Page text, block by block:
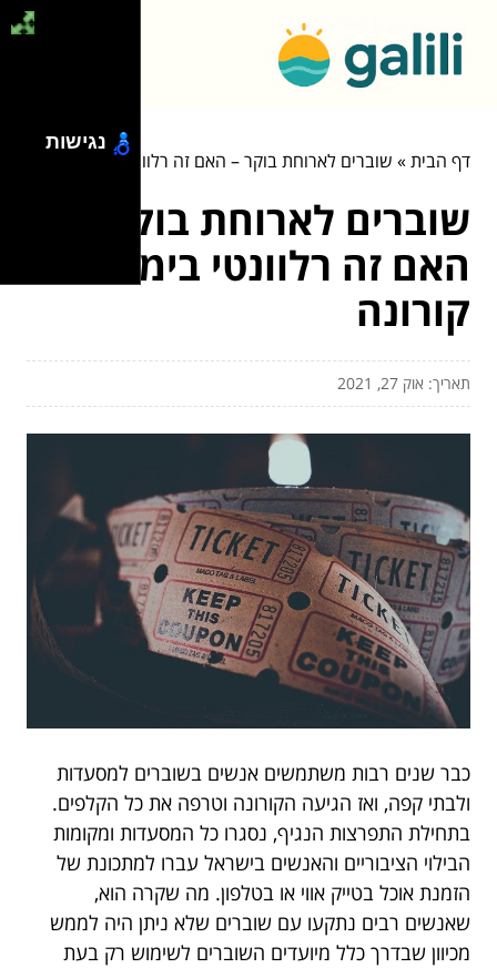
דף הבית» שוברים לארוחת בוקר – האם זה רלוונטי בימי קורונה
שוברים לארוחת בוקר –
האם זה רלוונטי בימי
קורונה
תאריך: אוק 27, 2021
כבר שנים רבות משתמשים אנשים בשוברים למסעדות
ולבתי קפה, ואז הגיעה הקורונה וטרפה את כל הקלפים.
בתחילת התפרצות הנגיף, נסגרו כל המסעדות ומקומות
הבילוי הציבוריים והאנשים בישראל עברו למתכונת של
הזמנת אוכל בטייק אווי או בטלפון. מה שקרה הוא,
שאנשים רבים נתקעו עם שוברים שלא ניתן היה לממש
מכיוון שבדרך כלל מיועדים השוברים לשימוש רק בעת
נגישות